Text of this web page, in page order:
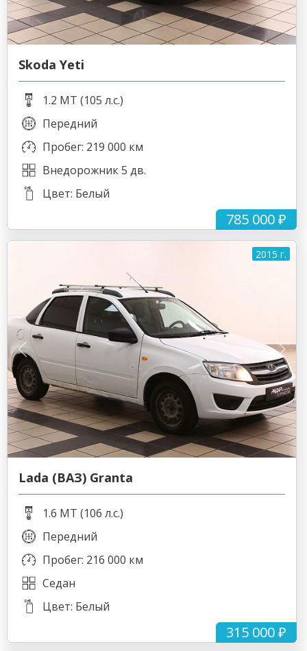
785 000 ₽
Skoda Yeti
1.2 MT (105 л.с.)
Передний
Пробег: 219 000 км
Внедорожник 5 дв.
Цвет: Белый
2015 г.
315 000 ₽
Lada (ВАЗ) Granta
1.6 MT (106 л.с.)
Передний
Пробег: 216 000 км
Седан
Цвет: Белый